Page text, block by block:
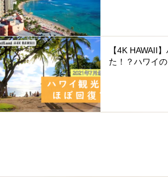
【4K HAWAII
た！？ハワイ